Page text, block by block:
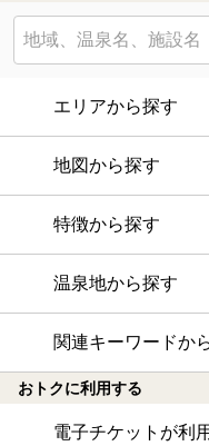
エリアから探す
地図から探す
特徴から探す
温泉地から探す
関連キーワードか
おトクに利用する
電子チケットが利